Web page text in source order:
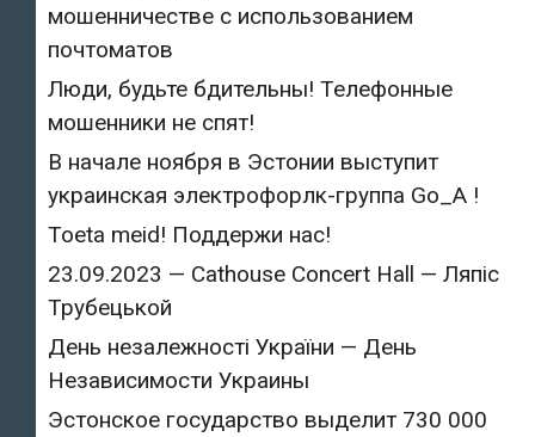
мошенничестве с использованием
почтоматов
Люди, будьте бдительны! Телефонные
мошенники не спят!
В начале ноября в Эстонии выступит
украинская электрофорлк-группа Go_A !
Toeta meid! Поддержи нас!
23.09.2023 — Cathouse Concert Hall — Ляпіс
Трубецькой
День незалежності України — День
Независимости Украины
Эстонское государство выделит 730 000